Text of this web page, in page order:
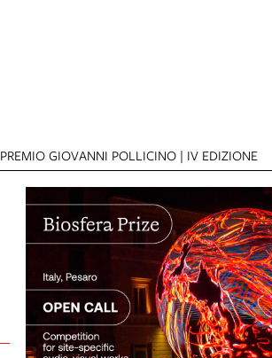
PREMIO GIOVANNI POLLICINO | IV EDIZIONE